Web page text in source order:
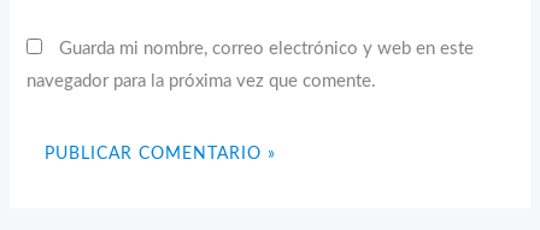
Guarda mi nombre, correo electrónico y web en este
navegador para la próxima vez que comente.